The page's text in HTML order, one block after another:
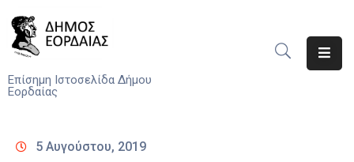
Επίσημη Ιστοσελίδα Δήμου
Εορδαίας
5 Αυγούστου, 2019